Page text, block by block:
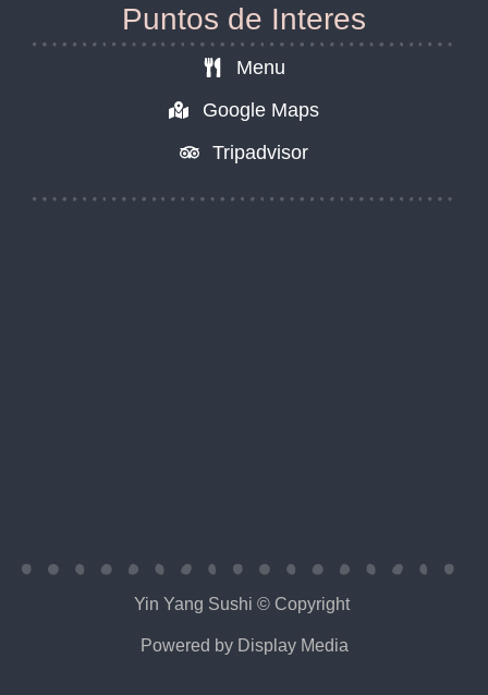
Puntos de Interes
Menu
Google Maps
Tripadvisor
Yin Yang Sushi © Copyright
Powered by Display Media